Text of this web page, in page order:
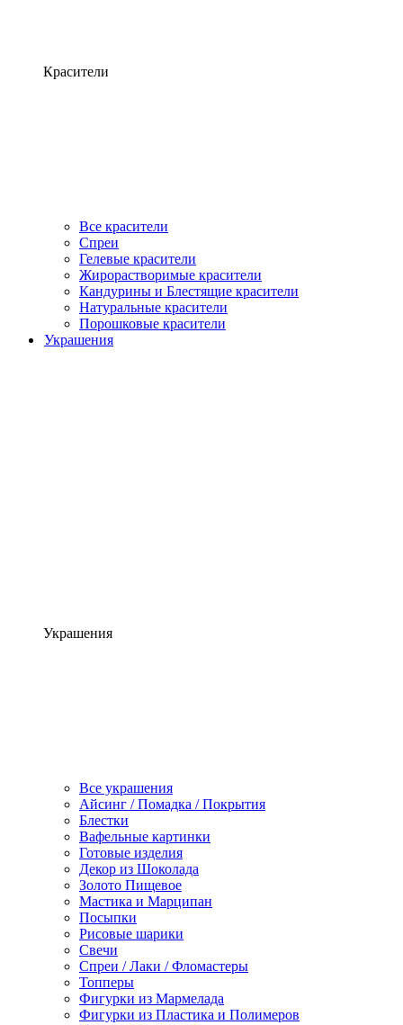
Красители
Все красители
Спреи
Гелевые красители
Жирорастворимые красители
Кандурины и Блестящие красители
Натуральные красители
Порошковые красители
Украшения
Украшения
Все украшения
Айсинг / Помадка / Покрытия
Блестки
Вафельные картинки
Готовые изделия
Декор из Шоколада
Золото Пищевое
Мастика и Марципан
Посыпки
Рисовые шарики
Свечи
Спреи / Лаки / Фломастеры
Топперы
Фигурки из Мармелада
Фигурки из Пластика и Полимеров